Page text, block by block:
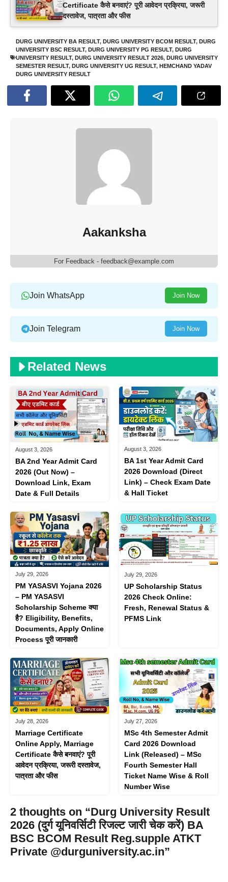
Certificate कैसे बनवाएं? पूरी आवेदन प्रक्रिया, जरूरी
दस्तावेज, पात्रता और फीस
DURG UNIVERSITY BA RESULT, DURG UNIVERSITY BCOM RESULT, DURG
UNIVERSITY BSC RESULT, DURG UNIVERSITY PG RESULT, DURG
UNIVERSITY RESULT, DURG UNIVERSITY RESULT 2026, DURG UNIVERSITY
SEMESTER RESULT, DURG UNIVERSITY UG RESULT, HEMCHAND YADAV
DURG UNIVERSITY RESULT
Aakanksha
For Feedback - feedback@example.com
Join WhatsApp Join Now
Join Telegram Join Now
Related News
August 3, 2026
BA 2nd Year Admit Card
2026 (Out Now) –
Download Link, Exam
Date & Full Details
August 3, 2026
BA 1st Year Admit Card
2026 Download (Direct
Link) – Check Exam Date
& Hall Ticket
July 29, 2026
PM YASASVI Yojana 2026
– PM YASASVI
Scholarship Scheme क्या
है? Eligibility, Benefits,
Documents, Apply Online
Process पूरी जानकारी
July 29, 2026
UP Scholarship Status
2026 Check Online:
Fresh, Renewal Status &
PFMS Link
July 28, 2026
Marriage Certificate
Online Apply, Marriage
Certificate कैसे बनवाएं? पूरी
आवेदन प्रक्रिया, जरूरी दस्तावेज,
पात्रता और फीस
July 27, 2026
MSc 4th Semester Admit
Card 2026 Download
Link (Released) – MSc
Fourth Semester Hall
Ticket Name Wise & Roll
Number Wise
2 thoughts on “Durg University Result
2026 (दुर्ग यूनिवर्सिटी रिजल्ट जारी चेक करें) BA
BSC BCOM Result Reg.supple ATKT
Private @durguniversity.ac.in”